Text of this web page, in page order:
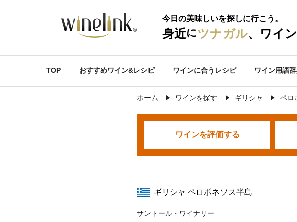
今日の美味しいを探しに行こう。
身近にツナガル、ワイン
TOP おすすめワイン&レシピ ワインに合うレシピ ワイン用語
ホーム ワインを探す ギリシャ ペロ
ワインを評価する
ギリシャ ペロポネソス半島
サントール・ワイナリー